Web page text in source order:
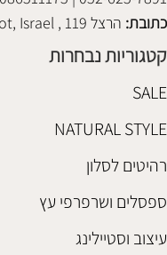
כתובת: הרצל 119 , Rehovot, Israel
קטגוריות נבחרות
SALE
NATURAL STYLE
רהיטים לסלון
ספסלים ושרפרפי עץ
עיצוב וסטיילינג